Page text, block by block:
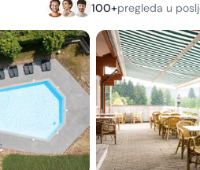
100+pregleda u